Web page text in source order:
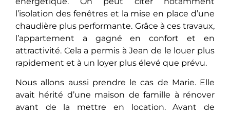
l’isolation des fenêtres et la mise en place d’une
chaudière plus performante. Grâce à ces travaux,
l’appartement a gagné en confort et en
attractivité. Cela a permis à Jean de le louer plus
rapidement et à un loyer plus élevé que prévu.
Nous allons aussi prendre le cas de Marie. Elle
avait hérité d’une maison de famille à rénover
avant de la mettre en location. Avant de